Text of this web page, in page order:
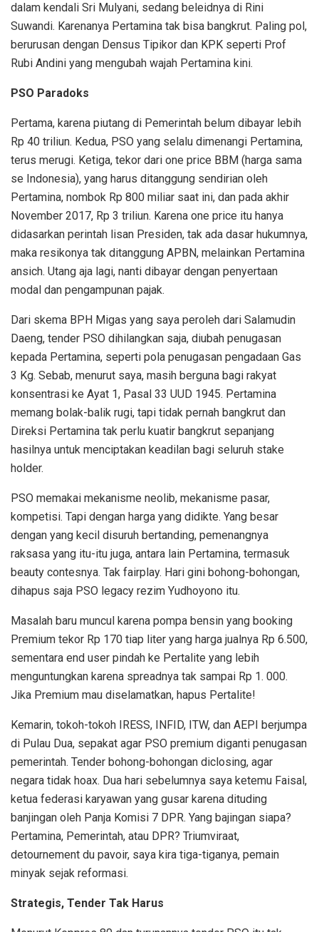
dalam kendali Sri Mulyani, sedang beleidnya di Rini
Suwandi. Karenanya Pertamina tak bisa bangkrut. Paling pol,
berurusan dengan Densus Tipikor dan KPK seperti Prof
Rubi Andini yang mengubah wajah Pertamina kini.
PSO Paradoks
Pertama, karena piutang di Pemerintah belum dibayar lebih
Rp 40 triliun. Kedua, PSO yang selalu dimenangi Pertamina,
terus merugi. Ketiga, tekor dari one price BBM (harga sama
se Indonesia), yang harus ditanggung sendirian oleh
Pertamina, nombok Rp 800 miliar saat ini, dan pada akhir
November 2017, Rp 3 triliun. Karena one price itu hanya
didasarkan perintah lisan Presiden, tak ada dasar hukumnya,
maka resikonya tak ditanggung APBN, melainkan Pertamina
ansich. Utang aja lagi, nanti dibayar dengan penyertaan
modal dan pengampunan pajak.
Dari skema BPH Migas yang saya peroleh dari Salamudin
Daeng, tender PSO dihilangkan saja, diubah penugasan
kepada Pertamina, seperti pola penugasan pengadaan Gas
3 Kg. Sebab, menurut saya, masih berguna bagi rakyat
konsentrasi ke Ayat 1, Pasal 33 UUD 1945. Pertamina
memang bolak-balik rugi, tapi tidak pernah bangkrut dan
Direksi Pertamina tak perlu kuatir bangkrut sepanjang
hasilnya untuk menciptakan keadilan bagi seluruh stake
holder.
PSO memakai mekanisme neolib, mekanisme pasar,
kompetisi. Tapi dengan harga yang didikte. Yang besar
dengan yang kecil disuruh bertanding, pemenangnya
raksasa yang itu-itu juga, antara lain Pertamina, termasuk
beauty contesnya. Tak fairplay. Hari gini bohong-bohongan,
dihapus saja PSO legacy rezim Yudhoyono itu.
Masalah baru muncul karena pompa bensin yang booking
Premium tekor Rp 170 tiap liter yang harga jualnya Rp 6.500,
sementara end user pindah ke Pertalite yang lebih
menguntungkan karena spreadnya tak sampai Rp 1. 000.
Jika Premium mau diselamatkan, hapus Pertalite!
Kemarin, tokoh-tokoh IRESS, INFID, ITW, dan AEPI berjumpa
di Pulau Dua, sepakat agar PSO premium diganti penugasan
pemerintah. Tender bohong-bohongan diclosing, agar
negara tidak hoax. Dua hari sebelumnya saya ketemu Faisal,
ketua federasi karyawan yang gusar karena dituding
banjingan oleh Panja Komisi 7 DPR. Yang bajingan siapa?
Pertamina, Pemerintah, atau DPR? Triumviraat,
detournement du pavoir, saya kira tiga-tiganya, pemain
minyak sejak reformasi.
Strategis, Tender Tak Harus